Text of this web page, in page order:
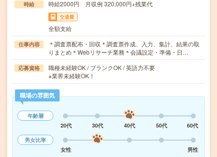
時給 時給2000円 月収例 320,000円+残業代
交通費
全額支給
仕事内容
＊調査票配布・回収＊調査票作成、入力、集計、結果の取
りまとめ＊Webリサーチ業務＊会議設定・準備・日…
応募資格
職種未経験OK / ブランクOK / 英語力不要
※業界未経験OK！
職場の雰囲気
年齢層
20代
30代 40代 50代
60代
男女比率
女性
男性